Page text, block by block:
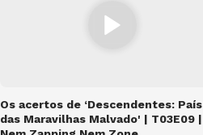
Os acertos de ‘Descendentes: País
das Maravilhas Malvado' | T03E09 |